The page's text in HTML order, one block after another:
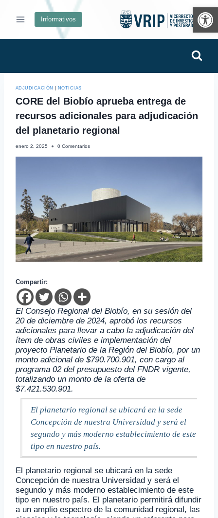
Informativos
ADJUDICACIÓN NOTICIAS
CORE del Biobío aprueba entrega de
recursos adicionales para adjudicación
del planetario regional
enero 2, 2025 0 Comentarios
Compartir:
El Consejo Regional del Biobío, en su sesión del
20 de diciembre de 2024, aprobó los recursos
adicionales para llevar a cabo la adjudicación del
ítem de obras civiles e implementación del
proyecto Planetario de la Región del Biobío, por un
monto adicional de $790.700.901, con cargo al
programa 02 del presupuesto del FNDR vigente,
totalizando un monto de la oferta de
$7.421.530.901.
El planetario regional se ubicará en la sede
Concepción de nuestra Universidad y será el
segundo y más moderno establecimiento de este
tipo en nuestro país.
El planetario regional se ubicará en la sede
Concepción de nuestra Universidad y será el
segundo y más moderno establecimiento de este
tipo en nuestro país. El planetario permitirá difundir
a un amplio espectro de la comunidad regional, las